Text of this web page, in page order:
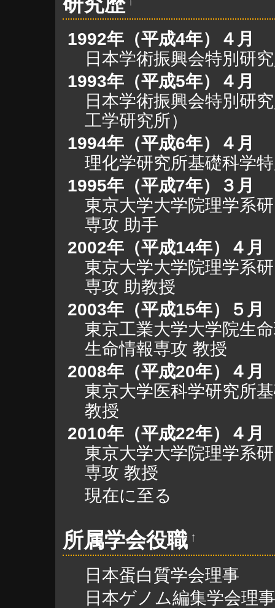
1992年（平成4年）４月
日本学術振興会特別研
1993年（平成5年）４月
日本学術振興会特別研
工学研究所）
1994年（平成6年）４月
理化学研究所基礎科学
1995年（平成7年）３月
東京大学大学院理学系
専攻 助手
2002年（平成14年）４月
東京大学大学院理学系
専攻 助教授
2003年（平成15年）５月
東京工業大学大学院生
生命情報専攻 教授
2008年（平成20年）４月
東京大学医科学研究所
教授
2010年（平成22年）４月
東京大学大学院理学系
専攻 教授
現在に至る
所属学会役職↑
日本蛋白質学会理事
日本ゲノム編集学会理事